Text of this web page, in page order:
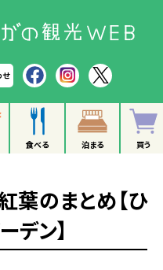
せ
食べる 泊まる 買う
葉のまとめ【ひ
デン】